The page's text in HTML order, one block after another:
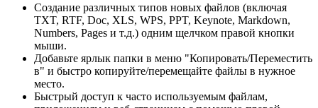
Создание различных типов новых файлов (включая
TXT, RTF, Doc, XLS, WPS, PPT, Keynote, Markdown,
Numbers, Pages и т.д.) одним щелчком правой кнопки
мыши.
Добавьте ярлык папки в меню "Копировать/Переместить
в" и быстро копируйте/перемещайте файлы в нужное
место.
Быстрый доступ к часто используемым файлам,